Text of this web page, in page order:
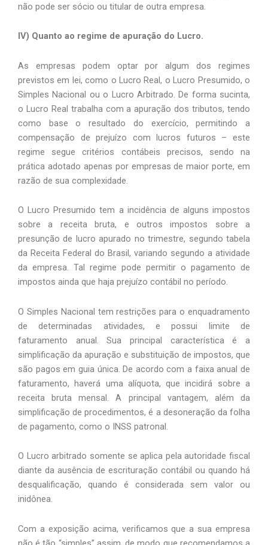
não pode ser sócio ou titular de outra empresa.
IV) Quanto ao regime de apuração do Lucro.
As empresas podem optar por algum dos regimes
previstos em lei, como o Lucro Real, o Lucro Presumido, o
Simples Nacional ou o Lucro Arbitrado. De forma sucinta,
o Lucro Real trabalha com a apuração dos tributos, tendo
como base o resultado do exercício, permitindo a
compensação de prejuízo com lucros futuros – este
regime segue critérios contábeis precisos, sendo na
prática adotado apenas por empresas de maior porte, em
razão de sua complexidade.
O Lucro Presumido tem a incidência de alguns impostos
sobre a receita bruta, e outros impostos sobre a
presunção de lucro apurado no trimestre, segundo tabela
da Receita Federal do Brasil, variando segundo a atividade
da empresa. Tal regime pode permitir o pagamento de
impostos ainda que haja prejuízo contábil no período.
O Simples Nacional tem restrições para o enquadramento
de determinadas atividades, e possui limite de
faturamento anual. Sua principal característica é a
simplificação da apuração e substituição de impostos, que
são pagos em guia única. De acordo com a faixa anual de
faturamento, haverá uma alíquota, que incidirá sobre a
receita bruta mensal. A principal vantagem, além da
simplificação de procedimentos, é a desoneração da folha
de pagamento, como o INSS patronal.
O Lucro arbitrado somente se aplica pela autoridade fiscal
diante da ausência de escrituração contábil ou quando há
desqualificação, quando é considerada sem valor ou
inidônea.
Com a exposição acima, verificamos que a sua empresa